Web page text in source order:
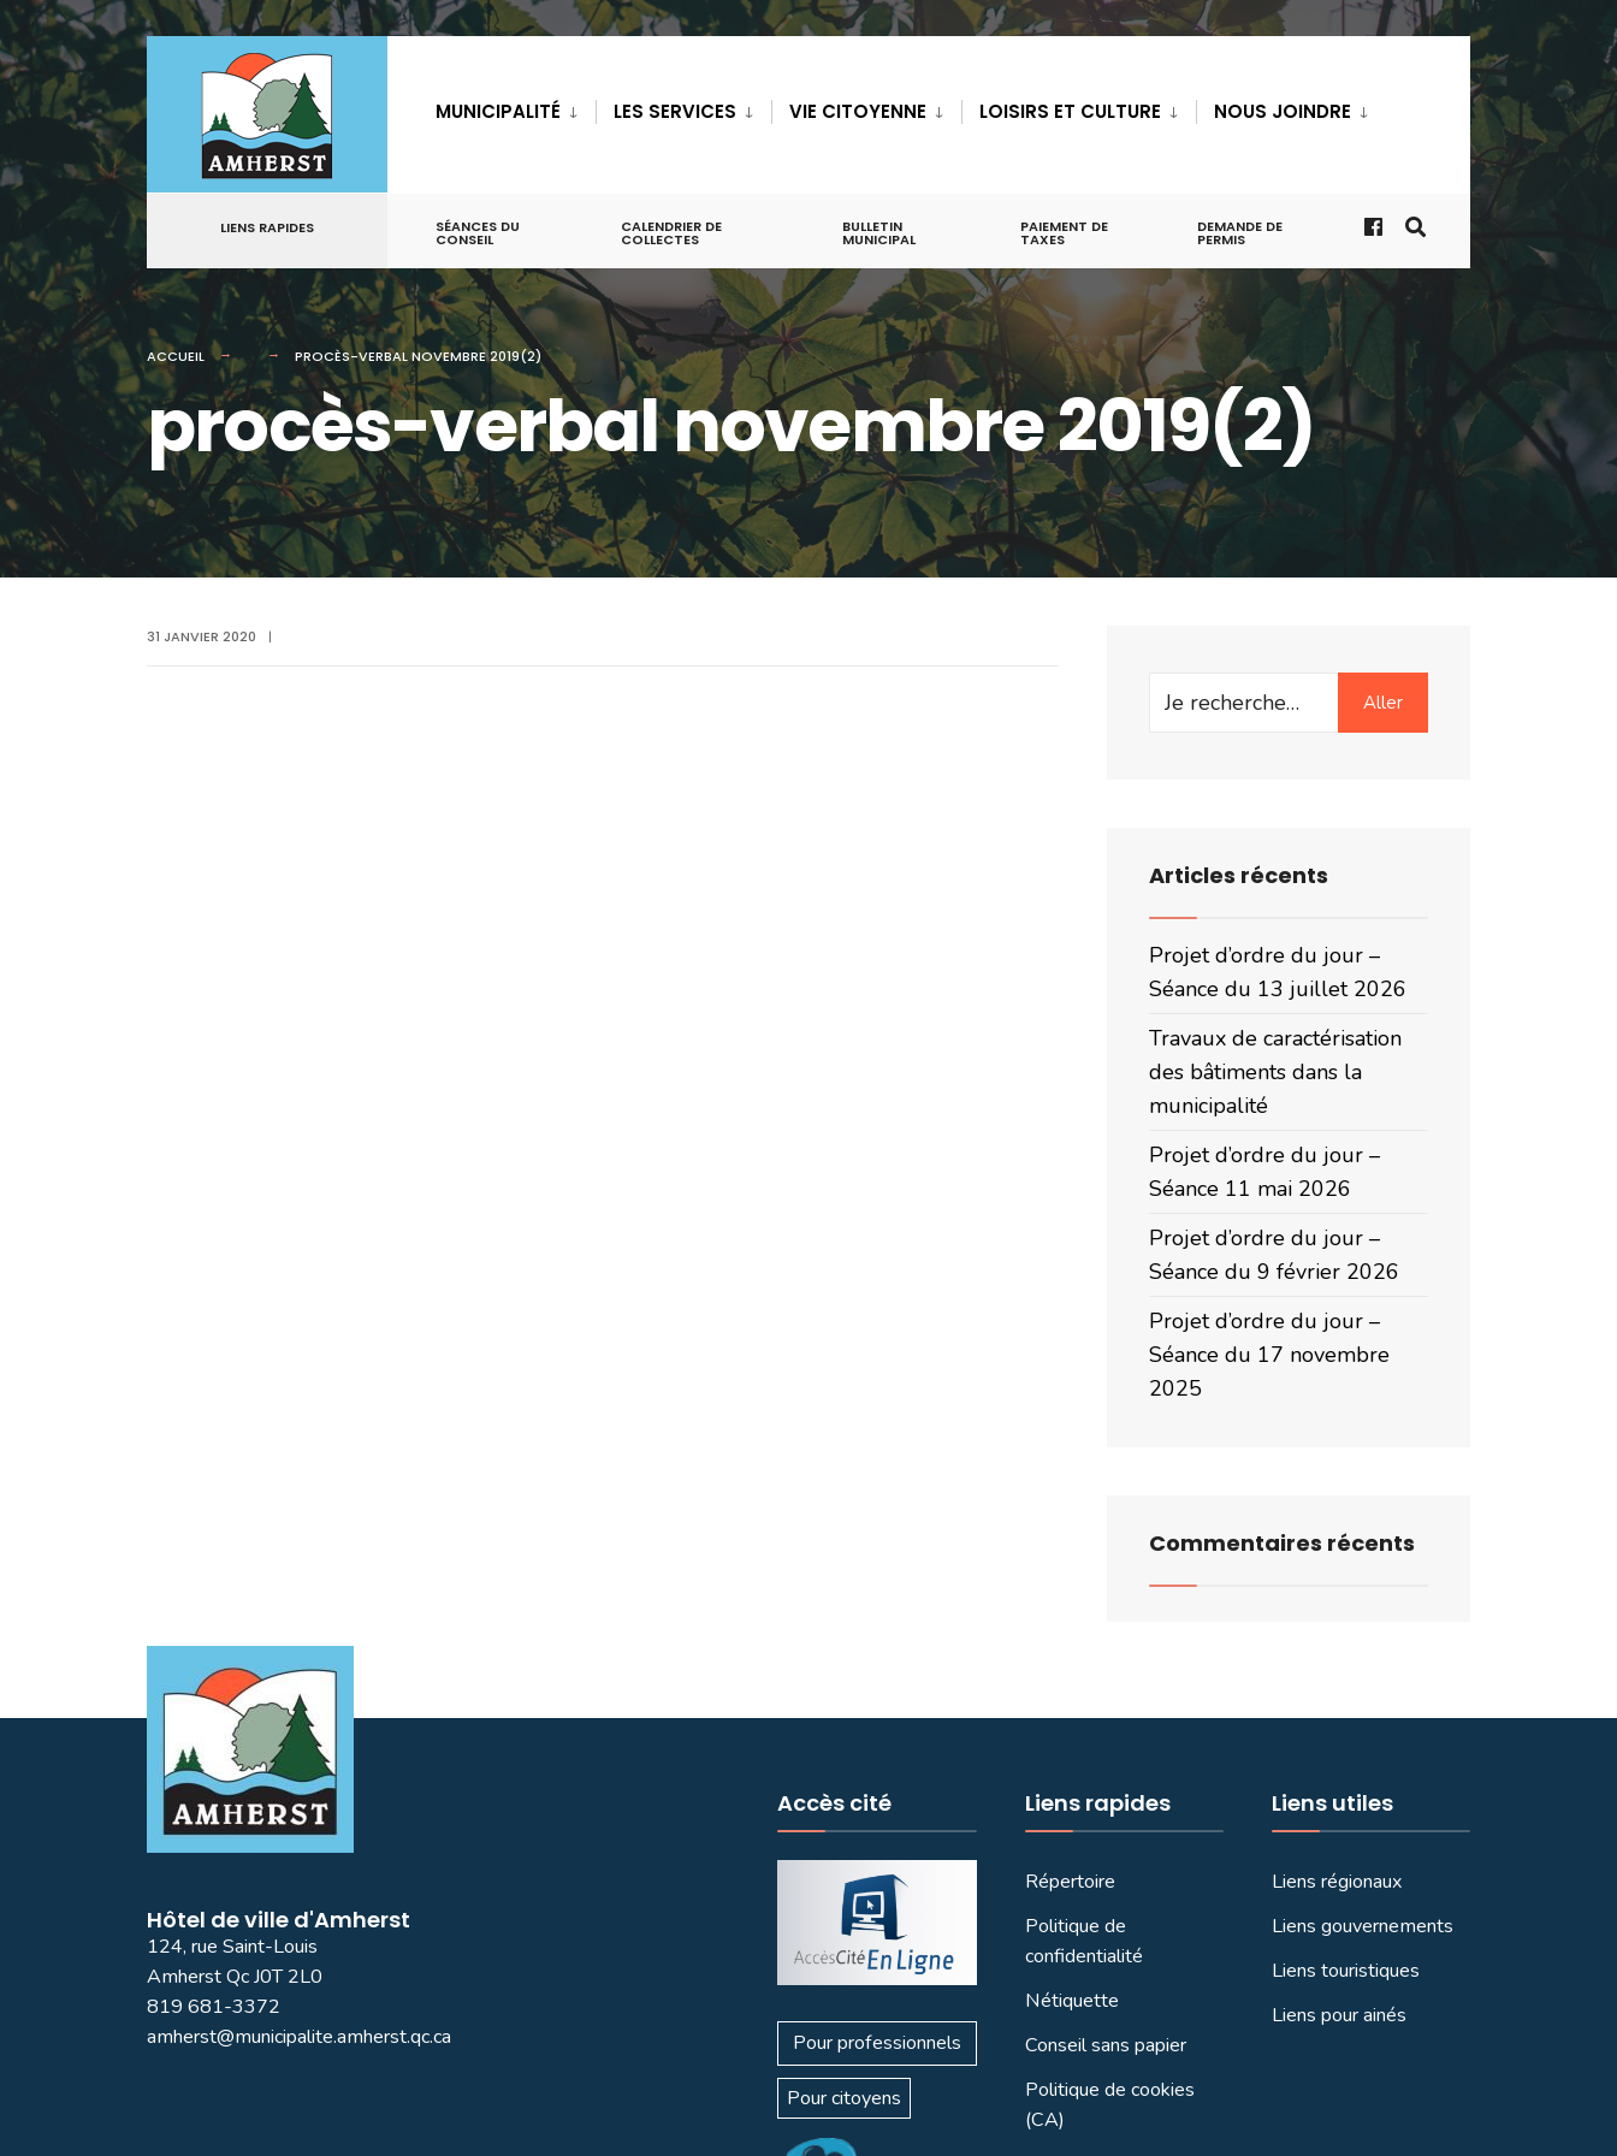
contenu
MUNICIPALITÉ LES SERVICES VIE CITOYENNE LOISIRS ET CULTURE NOUS JOINDRE
LIENS RAPIDES SÉANCES DU
CONSEIL
CALENDRIER DE
COLLECTES
BULLETIN
MUNICIPAL
PAIEMENT DE
TAXES
DEMANDE DE
PERMIS
ACCUEIL PROCÈS-VERBAL NOVEMBRE 2019(2)
procès-verbal novembre 2019(2)
31 JANVIER 2020 |
Search
Aller
Articles récents
Projet d’ordre du jour –
Séance du 13 juillet 2026
Travaux de caractérisation
des bâtiments dans la
municipalité
Projet d’ordre du jour –
Séance 11 mai 2026
Projet d’ordre du jour –
Séance du 9 février 2026
Projet d’ordre du jour –
Séance du 17 novembre
2025
Commentaires récents
Hôtel de ville d'Amherst
124, rue Saint-Louis
Amherst Qc J0T 2L0
819 681-3372
amherst@municipalite.amherst.qc.ca
Accès cité
Pour professionnels
Pour citoyens
Liens rapides
Répertoire
Politique de
confidentialité
Nétiquette
Conseil sans papier
Politique de cookies
(CA)
Liens utiles
Liens régionaux
Liens gouvernements
Liens touristiques
Liens pour ainés